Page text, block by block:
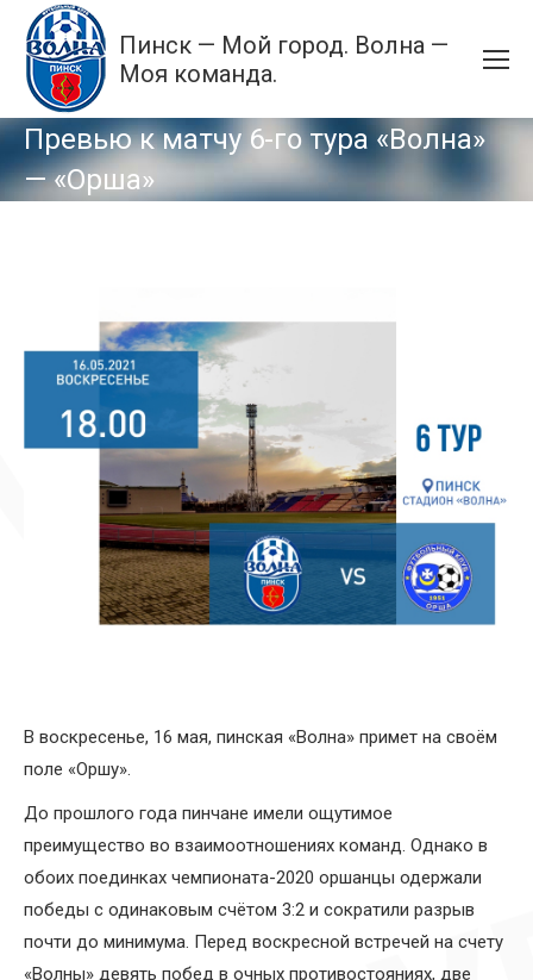
Пинск — Мой город. Волна —
Моя команда.
Превью к матчу 6-го тура «Волна»
— «Орша»
В воскресенье, 16 мая, пинская «Волна» примет на своём
поле «Оршу».
До прошлого года пинчане имели ощутимое
преимущество во взаимоотношениях команд. Однако в
обоих поединках чемпионата-2020 оршанцы одержали
победы с одинаковым счётом 3:2 и сократили разрыв
почти до минимума. Перед воскресной встречей на счету
«Волны» девять побед в очных противостояниях, две